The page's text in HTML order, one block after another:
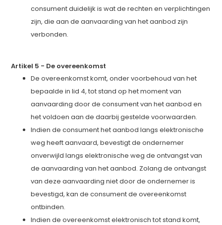
consument duidelijk is wat de rechten en verplichtingen
zijn, die aan de aanvaarding van het aanbod zijn
verbonden.
Artikel 5 - De overeenkomst
De overeenkomst komt, onder voorbehoud van het
bepaalde in lid 4, tot stand op het moment van
aanvaarding door de consument van het aanbod en
het voldoen aan de daarbij gestelde voorwaarden.
Indien de consument het aanbod langs elektronische
weg heeft aanvaard, bevestigt de ondernemer
onverwijld langs elektronische weg de ontvangst van
de aanvaarding van het aanbod. Zolang de ontvangst
van deze aanvaarding niet door de ondernemer is
bevestigd, kan de consument de overeenkomst
ontbinden.
Indien de overeenkomst elektronisch tot stand komt,